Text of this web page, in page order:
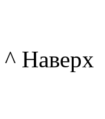
^ Наверх